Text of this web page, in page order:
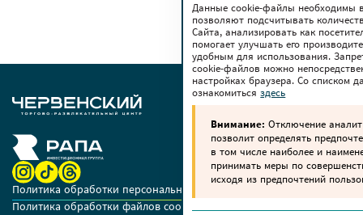
Политика обработки персональных данных
Политика обработки файлов cookie
Данные cookie-файлы необходимы в
позволяют подсчитывать
Сайта, анализировать как
помогает улучшать его
удобным для использования.
cookie-файлов можно
настройках браузера. Со списком
ознакомитьсяздесь
Внимание: Отключение
позволит определять
в том числе наиболее и
принимать меры по
исходя из предпочтений